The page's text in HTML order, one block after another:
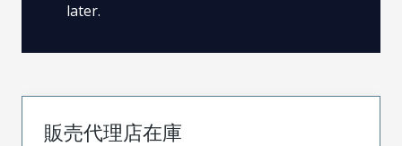
later.
販売代理店在庫